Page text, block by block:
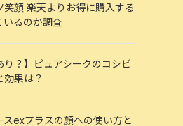
笑顔 楽天よりお得に購入する
るのか調査
り？】ピュアシークのコシビ
果は？
スexプラスの顔への使い方と